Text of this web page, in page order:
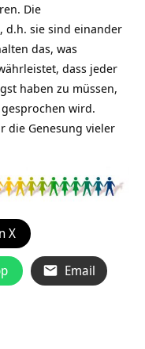
Die
d.h. sie sind einander
das, was
dass jeder
haben zu müssen,
wird.
die Genesung vieler
X
Email